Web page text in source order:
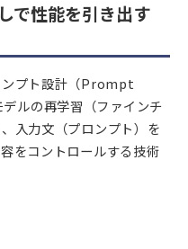
で性能を引き出す
ンプト設計（Prompt
ルの再学習（ファインチ
入力文（プロンプト）を
をコントロールする技術